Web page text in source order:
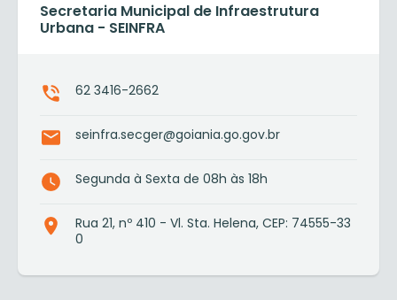
Secretaria Municipal de Infraestrutura
Urbana - SEINFRA
62 3416-2662
seinfra.secger@goiania.go.gov.br
Segunda à Sexta de 08h às 18h
Rua 21, nº 410 - Vl. Sta. Helena, CEP: 74555-33
0